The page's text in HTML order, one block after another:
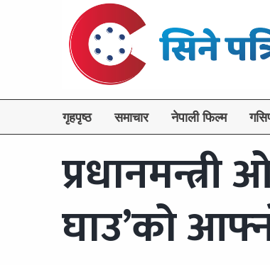
गृहपृष्ठ समाचार नेपाली फिल्म
घाउ’को